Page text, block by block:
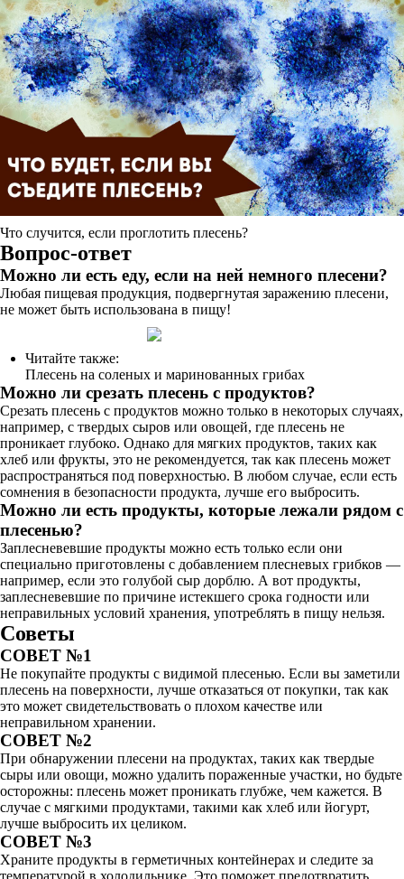
Что случится, если проглотить плесень?
Вопрос-ответ
Можно ли есть еду, если на ней немного плесени?
Любая пищевая продукция, подвергнутая заражению плесени,
не может быть использована в пищу!
Читайте также:
Плесень на соленых и маринованных грибах
Можно ли срезать плесень с продуктов?
Срезать плесень с продуктов можно только в некоторых случаях,
например, с твердых сыров или овощей, где плесень не
проникает глубоко. Однако для мягких продуктов, таких как
хлеб или фрукты, это не рекомендуется, так как плесень может
распространяться под поверхностью. В любом случае, если есть
сомнения в безопасности продукта, лучше его выбросить.
Можно ли есть продукты, которые лежали рядом с
плесенью?
Заплесневевшие продукты можно есть только если они
специально приготовлены с добавлением плесневых грибков —
например, если это голубой сыр дорблю. А вот продукты,
заплесневевшие по причине истекшего срока годности или
неправильных условий хранения, употреблять в пищу нельзя.
Советы
СОВЕТ №1
Не покупайте продукты с видимой плесенью. Если вы заметили
плесень на поверхности, лучше отказаться от покупки, так как
это может свидетельствовать о плохом качестве или
неправильном хранении.
СОВЕТ №2
При обнаружении плесени на продуктах, таких как твердые
сыры или овощи, можно удалить пораженные участки, но будьте
осторожны: плесень может проникать глубже, чем кажется. В
случае с мягкими продуктами, такими как хлеб или йогурт,
лучше выбросить их целиком.
СОВЕТ №3
Храните продукты в герметичных контейнерах и следите за
температурой в холодильнике. Это поможет предотвратить